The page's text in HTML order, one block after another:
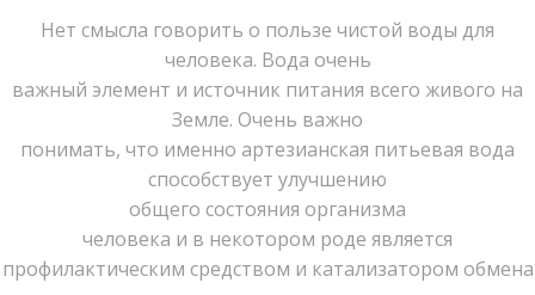
Нет смысла говорить о пользе чистой воды для
человека. Вода очень
важный элемент и источник питания всего живого на
Земле. Очень важно
понимать, что именно артезианская питьевая вода
способствует улучшению
общего состояния организма
человека и в некотором роде является
профилактическим средством и катализатором обмена